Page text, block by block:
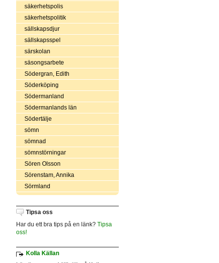
säkerhetspolis
säkerhetspolitik
sällskapsdjur
sällskapsspel
särskolan
säsongsarbete
Södergran, Edith
Söderköping
Södermanland
Södermanlands län
Södertälje
sömn
sömnad
sömnstörningar
Sören Olsson
Sörenstam, Annika
Sörmland
Tipsa oss
Har du ett bra tips på en länk? Tipsa
oss!
Kolla Källan